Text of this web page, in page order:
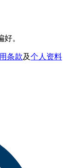
。
条款及个人资料